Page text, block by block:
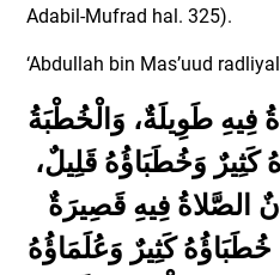
Adabil-Mufrad hal. 325).
‘Abdullah bin Mas’uud
فِيهِ طَوِيلَةٌ، وَالْخُطْبَةُ
كَثِيرٌ وَخُطَبَاؤُهُ قَلِيلٌ،
الصَّلاةُ فِيهِ قَصِيرَةٌ
كَثِيرٌ وَعُلَمَاؤُهُ